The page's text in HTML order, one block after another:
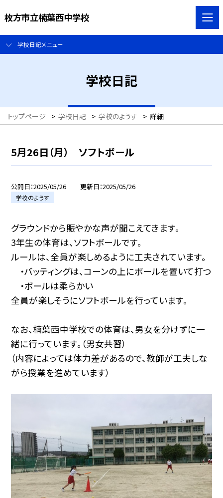
枚方市立楠葉西中学校
学校日記メニュー
学校日記
トップページ > 学校日記 > 学校のようす > 詳細
5月26日（月） ソフトボール
公開日 2025/05/26 更新日 2025/05/26
学校のようす
グラウンドから賑やかな声が聞こえてきます。
3年生の体育は、ソフトボールです。
ルールは、全員が楽しめるように工夫されています。
・バッティングは、コーンの上にボールを置いて打つ
・ボールは柔らかい
全員が楽しそうにソフトボールを行っています。
なお、楠葉西中学校での体育は、男女を分けずに一
緒に行っています。（男女共習）
（内容によっては体力差があるので、教師が工夫しな
がら授業を進めています）